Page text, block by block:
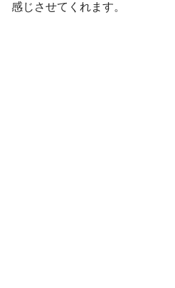
感じさせてくれます。